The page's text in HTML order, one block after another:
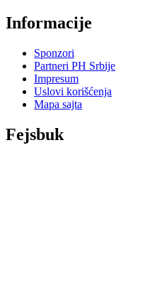
Informacije
Sponzori
Partneri PH Srbije
Impresum
Uslovi korišćenja
Mapa sajta
Fejsbuk